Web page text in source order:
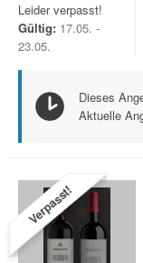
Leider verpasst!
Gültig: 17.05. -
23.05.
Dieses
Aktuelle
Verpasst!